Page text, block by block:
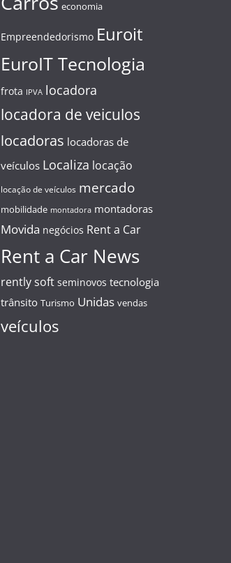
economia
Empreendedorismo Euroit
EuroIT Tecnologia
frota IPVA locadora
locadora de veiculos
locadoras locadoras de
veículos Localiza locação
locação de veículos mercado
mobilidade montadora montadoras
Movida negócios Rent a Car
Rent a Car News
rently soft seminovos tecnologia
trânsito Turismo Unidas vendas
veículos